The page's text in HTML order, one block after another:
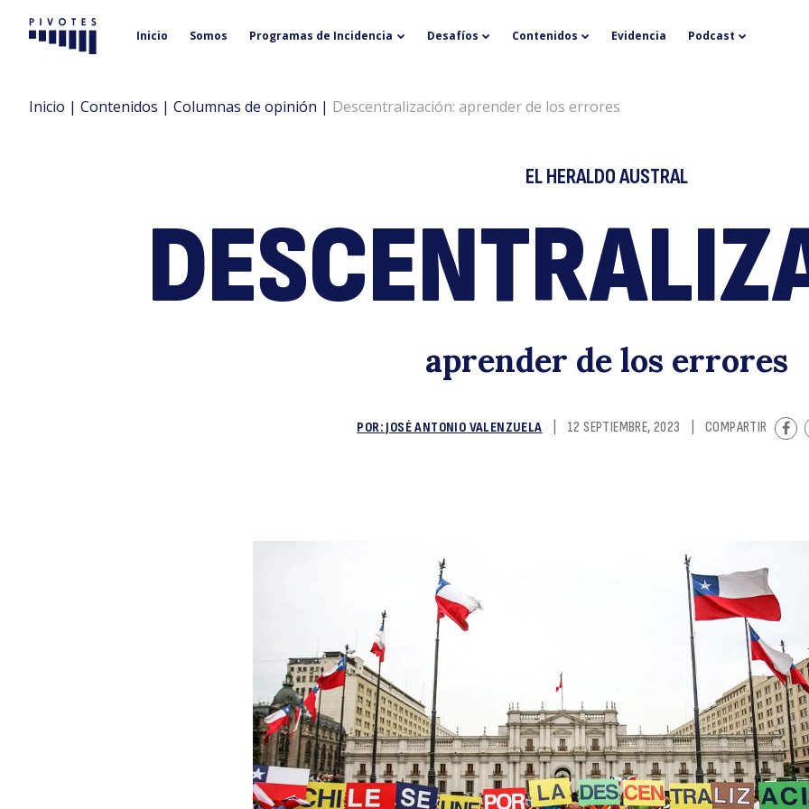
Pivotes Inicio Somos Programas de Incidencia Desafíos Contenidos Evidencia Podcast
Inicio | Contenidos | Columnas de opinión | Descentralización: aprender de los errores
EL HERALDO AUSTRAL
aprender de los errores
POR: JOSÉ ANTONIO VALENZUELA 12 SEPTIEMBRE, 2023 COMPARTIR